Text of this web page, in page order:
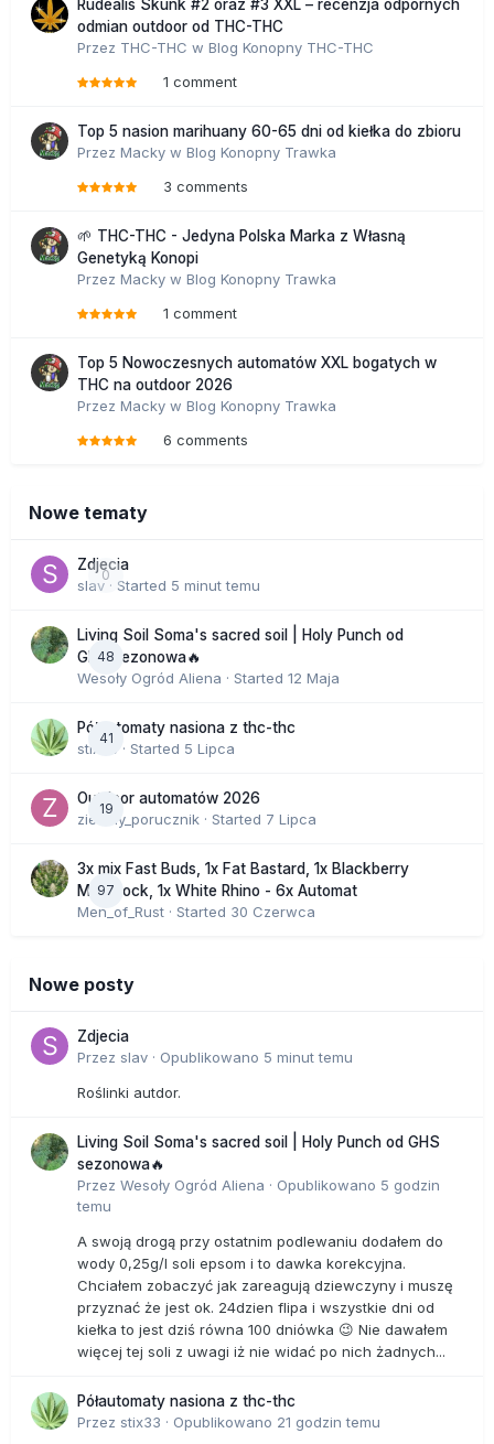
Rudealis Skunk #2 oraz #3 XXL – recenzja odpornych
odmian outdoor od THC-THC
Przez THC-THC w Blog Konopny THC-THC
1 comment
Top 5 nasion marihuany 60-65 dni od kiełka do zbioru
Przez Macky w Blog Konopny Trawka
3 comments
🌱 THC-THC - Jedyna Polska Marka z Własną
Genetyką Konopi
Przez Macky w Blog Konopny Trawka
1 comment
Top 5 Nowoczesnych automatów XXL bogatych w
THC na outdoor 2026
Przez Macky w Blog Konopny Trawka
6 comments
Nowe tematy
0
Zdjecia
slav· Started 5 minut temu
48
Living Soil Soma's sacred soil | Holy Punch od
GHS sezonowa🔥
Wesoły Ogród Aliena · Started 12 Maja
41
Półautomaty nasiona z thc-thc
stix33 · Started 5 Lipca
19
Outdoor automatów 2026
zielony_porucznik · Started 7 Lipca
97
3x mix Fast Buds, 1x Fat Bastard, 1x Blackberry
Moonrock, 1x White Rhino - 6x Automat
Men_of_Rust · Started 30 Czerwca
Nowe posty
Zdjecia
Przez slav · Opublikowano 5 minut temu
Roślinki autdor.
Living Soil Soma's sacred soil | Holy Punch od GHS
sezonowa🔥
Przez Wesoły Ogród Aliena · Opublikowano 5 godzin
temu
A swoją drogą przy ostatnim podlewaniu dodałem do
wody 0,25g/l soli epsom i to dawka korekcyjna.
Chciałem zobaczyć jak zareagują dziewczyny i muszę
przyznać że jest ok. 24dzien flipa i wszystkie dni od
kiełka to jest dziś równa 100 dniówka 😉 Nie dawałem
więcej tej soli z uwagi iż nie widać po nich żadnych...
Półautomaty nasiona z thc-thc
Przez stix33 · Opublikowano 21 godzin temu